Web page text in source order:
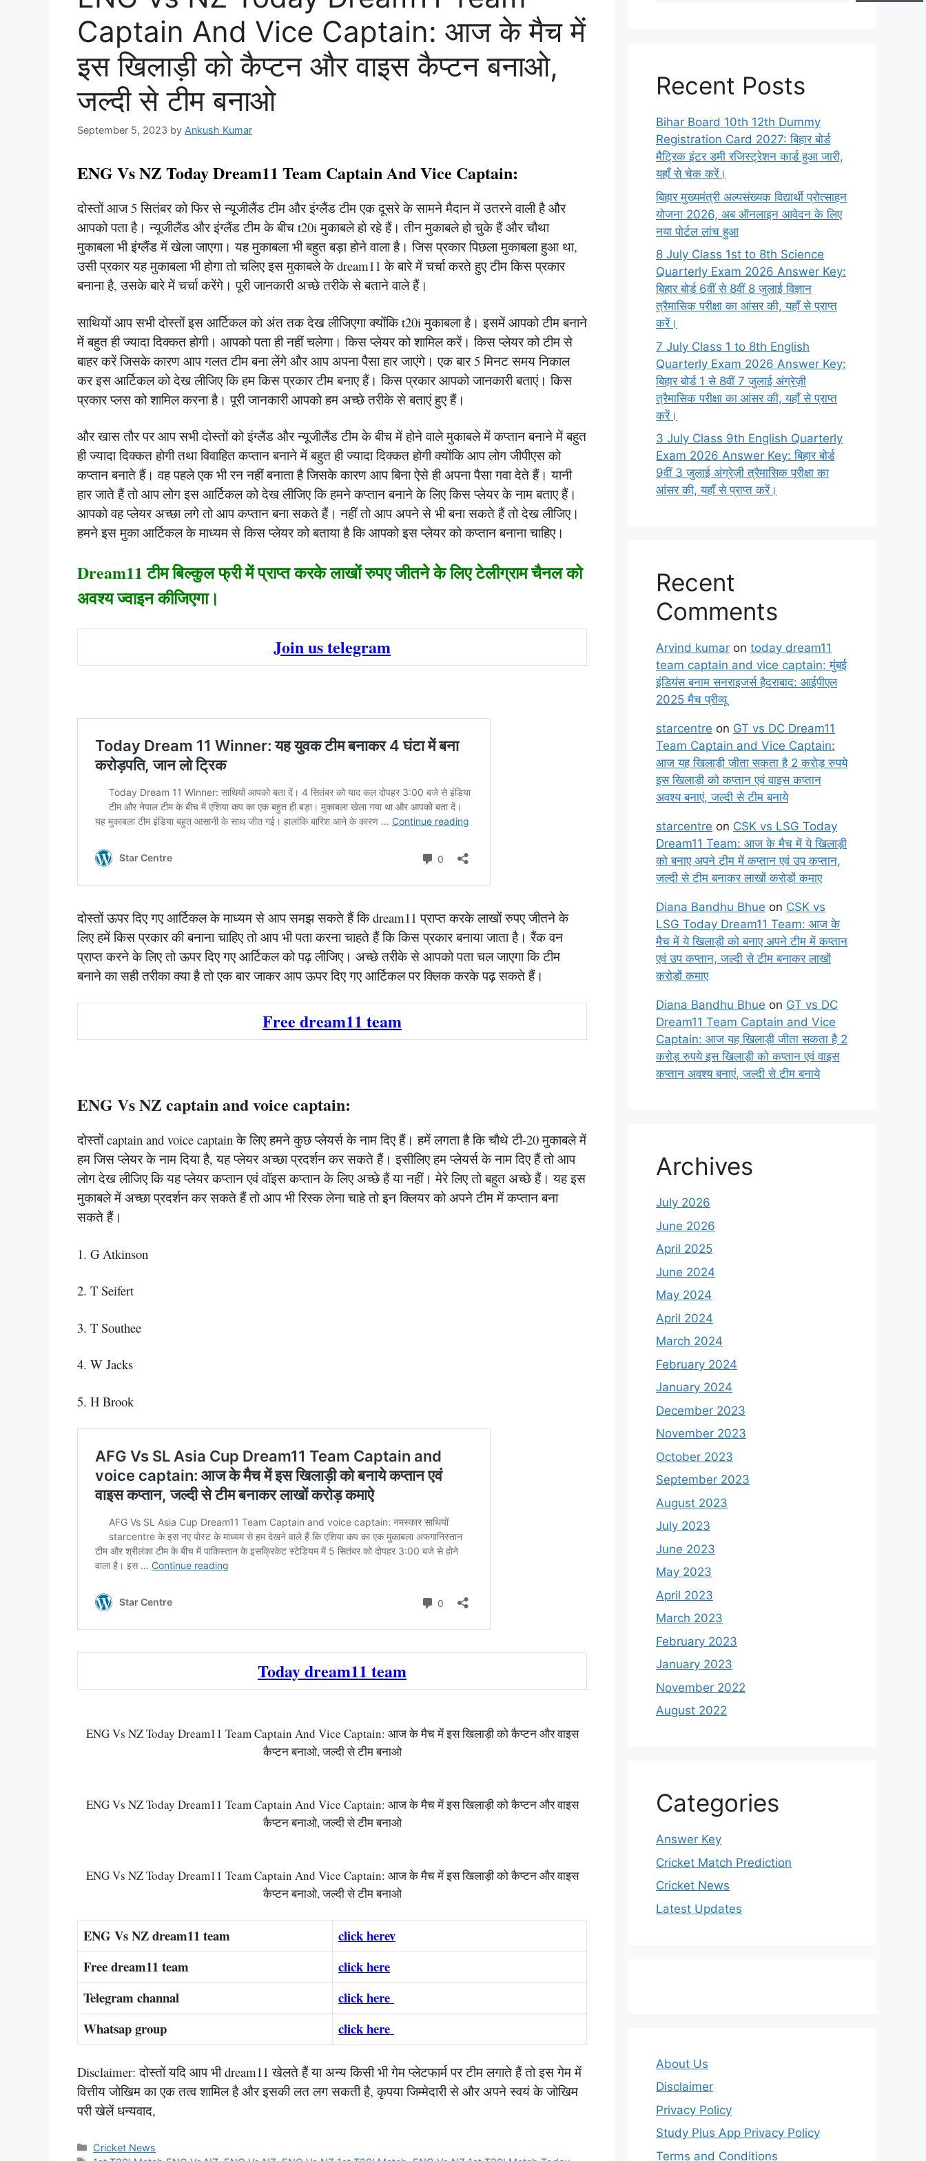
Captain And Vice Captain: आज के मैच में
इस खिलाड़ी को कैप्टन और वाइस कैप्टन बनाओ,
जल्दी से टीम बनाओ
September 5, 2023 by Ankush Kumar
ENG Vs NZ Today Dream11 Team Captain And Vice Captain:
दोस्तों आज 5 सितंबर को फिर से न्यूजीलैंड टीम और इंग्लैंड टीम एक दूसरे के सामने मैदान में उतरने वाली है और
आपको पता है। न्यूजीलैंड और इंग्लैंड टीम के बीच t20i मुकाबले हो रहे हैं। तीन मुकाबले हो चुके हैं और चौथा
मुकाबला भी इंग्लैंड में खेला जाएगा। यह मुकाबला भी बहुत बड़ा होने वाला है। जिस प्रकार पिछला मुकाबला हुआ था,
उसी प्रकार यह मुकाबला भी होगा तो चलिए इस मुकाबले के dream11 के बारे में चर्चा करते हुए टीम किस प्रकार
बनाना है, उसके बारे में चर्चा करेंगे। पूरी जानकारी अच्छे तरीके से बताने वाले हैं।
साथियों आप सभी दोस्तों इस आर्टिकल को अंत तक देख लीजिएगा क्योंकि t20i मुकाबला है। इसमें आपको टीम बनाने
में बहुत ही ज्यादा दिक्कत होगी। आपको पता ही नहीं चलेगा। किस प्लेयर को शामिल करें। किस प्लेयर को टीम से
बाहर करें जिसके कारण आप गलत टीम बना लेंगे और आप अपना पैसा हार जाएंगे। एक बार 5 मिनट समय निकाल
कर इस आर्टिकल को देख लीजिए कि हम किस प्रकार टीम बनाए हैं। किस प्रकार आपको जानकारी बताएं। किस
प्रकार प्लस को शामिल करना है। पूरी जानकारी आपको हम अच्छे तरीके से बताएं हुए हैं।
और खास तौर पर आप सभी दोस्तों को इंग्लैंड और न्यूजीलैंड टीम के बीच में होने वाले मुकाबले में कप्तान बनाने में बहुत
ही ज्यादा दिक्कत होगी तथा विवाहित कप्तान बनाने में बहुत ही ज्यादा दिक्कत होगी क्योंकि आप लोग जीपीएस को
कप्तान बनाते हैं। वह पहले एक भी रन नहीं बनाता है जिसके कारण आप बिना ऐसे ही अपना पैसा गवा देते हैं। यानी
हार जाते हैं तो आप लोग इस आर्टिकल को देख लीजिए कि हमने कप्तान बनाने के लिए किस प्लेयर के नाम बताए हैं।
आपको वह प्लेयर अच्छा लगे तो आप कप्तान बना सकते हैं। नहीं तो आप अपने से भी बना सकते हैं तो देख लीजिए।
हमने इस मुका आर्टिकल के माध्यम से किस प्लेयर को बताया है कि आपको इस प्लेयर को कप्तान बनाना चाहिए।
Dream11 टीम बिल्कुल फ्री में प्राप्त करके लाखों रुपए जीतने के लिए टेलीग्राम चैनल को
अवश्य ज्वाइन कीजिएगा।
Join us telegram
दोस्तों ऊपर दिए गए आर्टिकल के माध्यम से आप समझ सकते हैं कि dream11 प्राप्त करके लाखों रुपए जीतने के
लिए हमें किस प्रकार की बनाना चाहिए तो आप भी पता करना चाहते हैं कि किस प्रकार बनाया जाता है। रैंक वन
प्राप्त करने के लिए तो ऊपर दिए गए आर्टिकल को पढ़ लीजिए। अच्छे तरीके से आपको पता चल जाएगा कि टीम
बनाने का सही तरीका क्या है तो एक बार जाकर आप ऊपर दिए गए आर्टिकल पर क्लिक करके पढ़ सकते हैं।
Free dream11 team
ENG Vs NZ captain and voice captain:
दोस्तों captain and voice captain के लिए हमने कुछ प्लेयर्स के नाम दिए हैं। हमें लगता है कि चौथे टी-20 मुकाबले में
हम जिस प्लेयर के नाम दिया है, यह प्लेयर अच्छा प्रदर्शन कर सकते हैं। इसीलिए हम प्लेयर्स के नाम दिए हैं तो आप
लोग देख लीजिए कि यह प्लेयर कप्तान एवं वॉइस कप्तान के लिए अच्छे हैं या नहीं। मेरे लिए तो बहुत अच्छे हैं। यह इस
मुकाबले में अच्छा प्रदर्शन कर सकते हैं तो आप भी रिस्क लेना चाहे तो इन क्लियर को अपने टीम में कप्तान बना
सकते हैं।
1. G Atkinson
2. T Seifert
3. T Southee
4. W Jacks
5. H Brook
Today dream11 team
ENG Vs NZ Today Dream11 Team Captain And Vice Captain: आज के मैच में इस खिलाड़ी को कैप्टन और वाइस
कैप्टन बनाओ, जल्दी से टीम बनाओ
ENG Vs NZ Today Dream11 Team Captain And Vice Captain: आज के मैच में इस खिलाड़ी को कैप्टन और वाइस
कैप्टन बनाओ, जल्दी से टीम बनाओ
ENG Vs NZ Today Dream11 Team Captain And Vice Captain: आज के मैच में इस खिलाड़ी को कैप्टन और वाइस
कैप्टन बनाओ, जल्दी से टीम बनाओ
ENG Vs NZ dream11 team
click herev
Free dream11 team
click here
Telegram channal
click here
Whatsap group
click here
Disclaimer: दोस्तों यदि आप भी dream11 खेलते हैं या अन्य किसी भी गेम प्लेटफार्म पर टीम लगाते हैं तो इस गेम में
वित्तीय जोखिम का एक तत्व शामिल है और इसकी लत लग सकती है, कृपया जिम्मेदारी से और अपने स्वयं के जोखिम
परी खेलें धन्यवाद,
Categories
Cricket News
Recent Posts
Bihar Board 10th 12th Dummy
Registration Card 2027: बिहार बोर्ड
मैट्रिक इंटर डमी रजिस्ट्रेशन कार्ड हुआ जारी,
यहाँ से चेक करें।
बिहार मुख्यमंत्री अल्पसंख्यक विद्यार्थी प्रोत्साहन
योजना 2026, अब ऑनलाइन आवेदन के लिए
नया पोर्टल लांच हुआ
8 July Class 1st to 8th Science
Quarterly Exam 2026 Answer Key:
बिहार बोर्ड 6वीं से 8वीं 8 जुलाई विज्ञान
त्रैमासिक परीक्षा का आंसर की, यहाँ से प्राप्त
करें।
7 July Class 1 to 8th English
Quarterly Exam 2026 Answer Key:
बिहार बोर्ड 1 से 8वीं 7 जुलाई अंग्रेज़ी
त्रैमासिक परीक्षा का आंसर की, यहाँ से प्राप्त
करें।
3 July Class 9th English Quarterly
Exam 2026 Answer Key: बिहार बोर्ड
9वीं 3 जुलाई अंग्रेज़ी त्रैमासिक परीक्षा का
आंसर की, यहाँ से प्राप्त करें।
Recent
Comments
Arvind kumar on today dream11
team captain and vice captain: मुंबई
इंडियंस बनाम सनराइजर्स हैदराबाद: आईपीएल
2025 मैच प्रीव्यू
starcentre on GT vs DC Dream11
Team Captain and Vice Captain:
आज यह खिलाड़ी जीता सकता है 2 करोड़ रुपये
इस खिलाड़ी को कप्तान एवं वाइस कप्तान
अवश्य बनाएं, जल्दी से टीम बनाये
starcentre on CSK vs LSG Today
Dream11 Team: आज के मैच में ये खिलाड़ी
को बनाए अपने टीम में कप्तान एवं उप कप्तान,
जल्दी से टीम बनाकर लाखों करोड़ों कमाए
Diana Bandhu Bhue on CSK vs
LSG Today Dream11 Team: आज के
मैच में ये खिलाड़ी को बनाए अपने टीम में कप्तान
एवं उप कप्तान, जल्दी से टीम बनाकर लाखों
करोड़ों कमाए
Diana Bandhu Bhue on GT vs DC
Dream11 Team Captain and Vice
Captain: आज यह खिलाड़ी जीता सकता है 2
करोड़ रुपये इस खिलाड़ी को कप्तान एवं वाइस
कप्तान अवश्य बनाएं, जल्दी से टीम बनाये
Archives
July 2026
June 2026
April 2025
June 2024
May 2024
April 2024
March 2024
February 2024
January 2024
December 2023
November 2023
October 2023
September 2023
August 2023
July 2023
June 2023
May 2023
April 2023
March 2023
February 2023
January 2023
November 2022
August 2022
Categories
Answer Key
Cricket Match Prediction
Cricket News
Latest Updates
About Us
Disclaimer
Privacy Policy
Study Plus App Privacy Policy
Terms and Conditions